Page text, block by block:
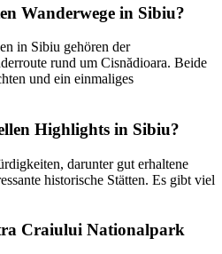
Wanderwege in Sibiu?
in Sibiu gehören der
rund um Cisnădioara. Beide
und ein einmaliges
Highlights in Sibiu?
darunter gut erhaltene
historische Stätten. Es gibt viel
Craiului Nationalpark